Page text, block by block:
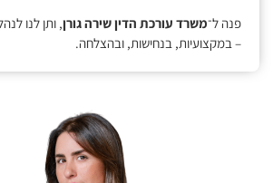
פנה ל־משרד עורכת הדין שירה גורן, ותן לנו
– במקצועיות, בנחישות, ובהצלחה.